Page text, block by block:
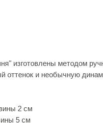
изготовлены методом
оттенок и необычную
2 см
5 см